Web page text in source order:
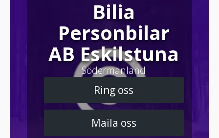
Bilia
Personbilar
AB Eskilstuna
Södermanland
Ring oss
Maila oss